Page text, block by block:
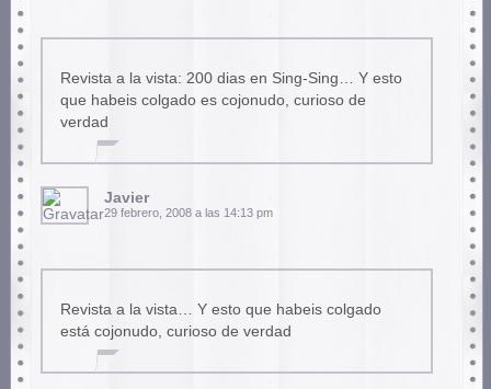
Revista a la vista: 200 dias en Sing-Sing… Y esto
que habeis colgado es cojonudo, curioso de
verdad
Javier
29 febrero, 2008 a las 14:13 pm
Revista a la vista… Y esto que habeis colgado
está cojonudo, curioso de verdad